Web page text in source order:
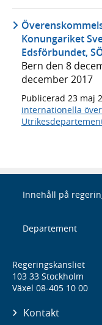
Konungariket
Edsförbundet,
Bern den 8
december 2017
Publicerad 23 maj
internationella
Innehåll på
Departement
Regeringskansliet
103 33 Stockholm
Växel 08-405 10 00
Kontakt